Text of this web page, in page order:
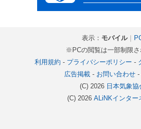
表示： モバイル｜
※PCの閲覧は一部制限さ
利用規約 - プライバシーポリシー -
広告掲載- お問い合わせ-
(C) 2026 日本気象協
(C) 2026 ALiNKインター